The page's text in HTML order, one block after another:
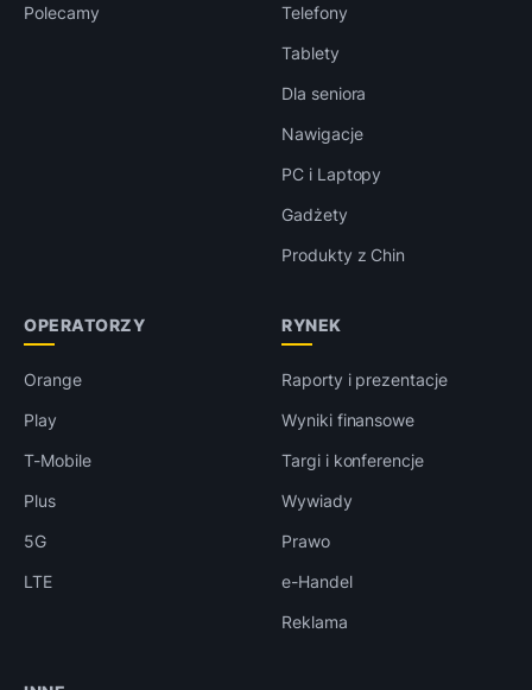
Polecamy
Telefony
Tablety
Dla seniora
Nawigacje
PC i Laptopy
Gadżety
Produkty z Chin
OPERATORZY
Orange
Play
T-Mobile
Plus
5G
LTE
RYNEK
Raporty i prezentacje
Wyniki finansowe
Targi i konferencje
Wywiady
Prawo
e-Handel
Reklama